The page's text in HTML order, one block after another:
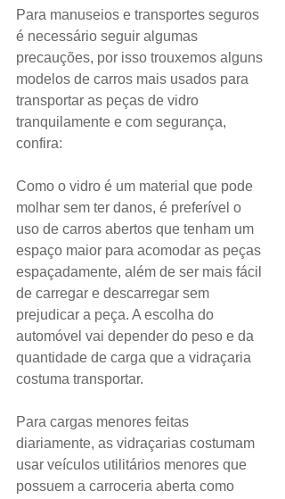
Para manuseios e transportes seguros
é necessário seguir algumas
precauções, por isso trouxemos alguns
modelos de carros mais usados para
transportar as peças de vidro
tranquilamente e com segurança,
confira:
Como o vidro é um material que pode
molhar sem ter danos, é preferível o
uso de carros abertos que tenham um
espaço maior para acomodar as peças
espaçadamente, além de ser mais fácil
de carregar e descarregar sem
prejudicar a peça. A escolha do
automóvel vai depender do peso e da
quantidade de carga que a vidraçaria
costuma transportar.
Para cargas menores feitas
diariamente, as vidraçarias costumam
usar veículos utilitários menores que
possuem a carroceria aberta como